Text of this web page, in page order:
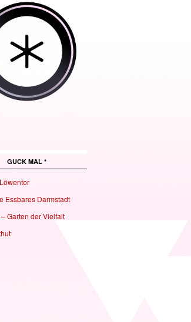
GUCK MAL *
Essbares Darmstadt
Garten der Vielfalt